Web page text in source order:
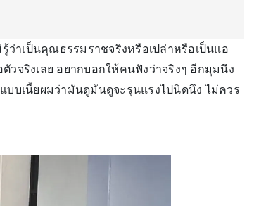
ว่าเป็นคุณธรรมราชจริงหรือเปล่าหรือเป็นแอ
วจริงเลย อยากบอกให้คนฟังว่าจริงๆ อีกมุมนึง
บบเนี้ยผมว่ามันดูมันดูจะรุนแรงไปนิดนึง ไม่ควร